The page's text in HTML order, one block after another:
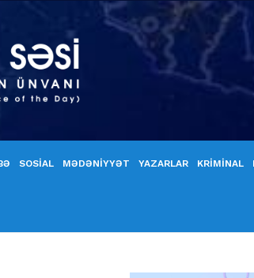
SOSİAL MƏDƏNİYYƏT YAZARLAR KRİMİNAL